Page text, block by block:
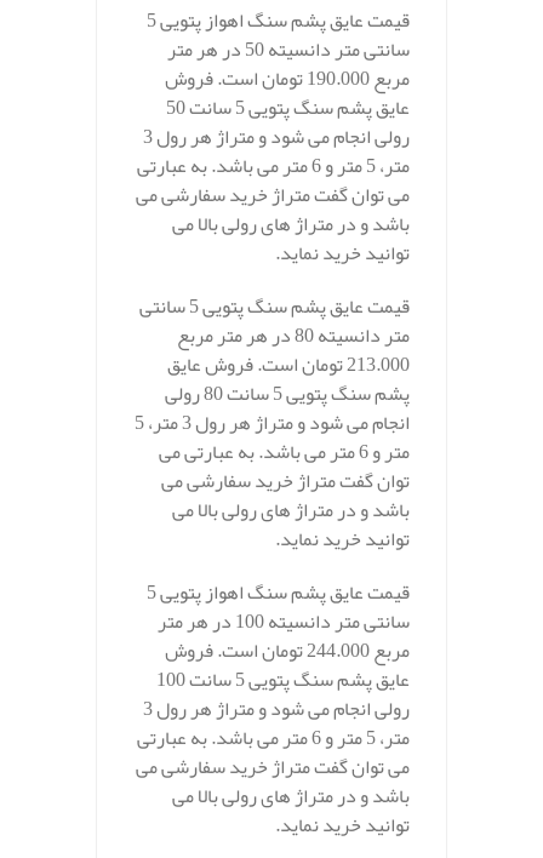
قیمت عایق پشم سنگ اهواز پتویی 5
سانتی متر دانسیته 50 در هر متر
مربع 190.000 تومان است. فروش
عایق پشم سنگ پتویی 5 سانت 50
رولی انجام می شود و متراژ هر رول 3
متر، 5 متر و 6 متر می باشد. به عبارتی
می توان گفت متراژ خرید سفارشی می
باشد و در متراژ های رولی بالا می
توانید خرید نماید.
قیمت عایق پشم سنگ پتویی 5 سانتی
متر دانسیته 80 در هر متر مربع
213.000 تومان است. فروش عایق
پشم سنگ پتویی 5 سانت 80 رولی
انجام می شود و متراژ هر رول 3 متر، 5
متر و 6 متر می باشد. به عبارتی می
توان گفت متراژ خرید سفارشی می
باشد و در متراژ های رولی بالا می
توانید خرید نماید.
قیمت عایق پشم سنگ اهواز پتویی 5
سانتی متر دانسیته 100 در هر متر
مربع 244.000 تومان است. فروش
عایق پشم سنگ پتویی 5 سانت 100
رولی انجام می شود و متراژ هر رول 3
متر، 5 متر و 6 متر می باشد. به عبارتی
می توان گفت متراژ خرید سفارشی می
باشد و در متراژ های رولی بالا می
توانید خرید نماید.